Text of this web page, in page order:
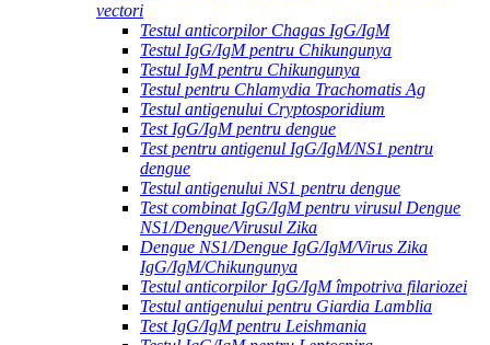
vectori
Testul anticorpilor Chagas IgG/IgM
Testul IgG/IgM pentru Chikungunya
Testul IgM pentru Chikungunya
Testul pentru Chlamydia Trachomatis Ag
Testul antigenului Cryptosporidium
Test IgG/IgM pentru dengue
Test pentru antigenul IgG/IgM/NS1 pentru
dengue
Testul antigenului NS1 pentru dengue
Test combinat IgG/IgM pentru virusul Dengue
NS1/Dengue/Virusul Zika
Dengue NS1/Dengue IgG/IgM/Virus Zika
IgG/IgM/Chikungunya
Testul anticorpilor IgG/IgM împotriva filariozei
Testul antigenului pentru Giardia Lamblia
Test IgG/IgM pentru Leishmania